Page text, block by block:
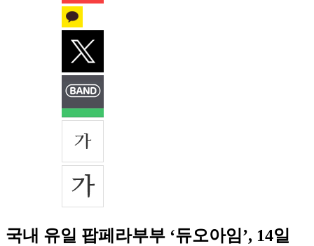
국내 유일 팝페라부부 ‘듀오아임’, 14일